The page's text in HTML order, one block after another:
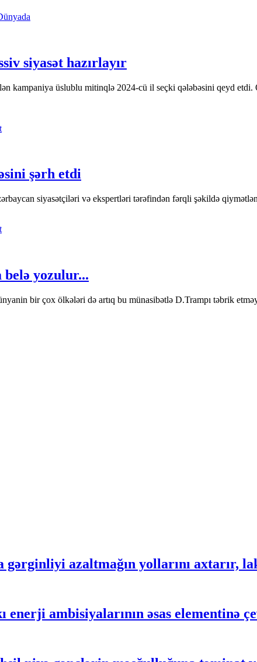
siyasət hazırlayır
kampaniya üslublu mitinqlə 2024-cü il seçki qələbəsini qeyd
şərh etdi
siyasətçiləri və ekspertləri tərəfindən fərqli şəkildə
belə yozulur...
bir çox ölkələri də artıq bu münasibətlə D.Trampı təbrik
azaltmağın yollarını axtarır,
enerji ambisiyalarının əsas elementinə